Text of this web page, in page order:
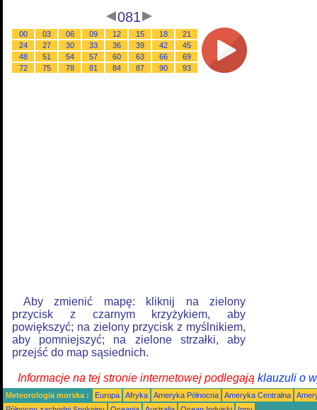
081
00 03 06 09 12 15 18
21
24
27 30 33 36 39 42
45
48
51 54 57 60 63 66
69
72
75 78 81 84 87 90 93
Aby zmienić mapę: kliknij na zielony
przycisk z czarnym krzyżykiem, aby
powiększyć; na zielony przycisk z myślnikiem,
aby pomniejszyć; na zielone strzałki, aby
przejść do map sąsiednich.
Informacje na tej stronie internetowej podlegają klauzuli o
Meteorologia morska : Europa Afryka Ameryka Północna Ameryka Centralna